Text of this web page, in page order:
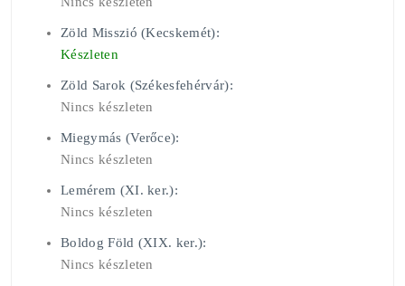
Zöld Misszió (Kecskemét):
Készleten
Zöld Sarok (Székesfehérvár):
Nincs készleten
Miegymás (Verőce):
Nincs készleten
Lemérem (XI. ker.):
Nincs készleten
Boldog Föld (XIX. ker.):
Nincs készleten